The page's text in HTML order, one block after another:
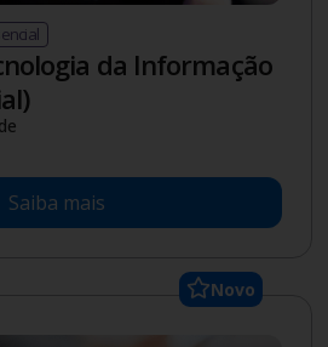
da Informação
Saiba mais
Novo